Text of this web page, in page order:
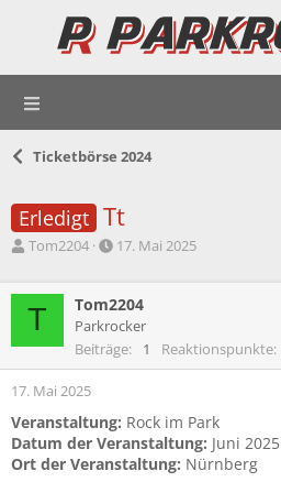
Ticketbörse 2024
Erledigt Tt
E
t
l
e
r
Tom2204
E
t
e
l
l
m
17. Mai 2025
T Tom2204
Parkrocker
Beiträge
1 Reaktionspunkte
17. Mai 2025
Veranstaltung: Rock im Park
Datum der Veranstaltung: Juni 2025
Ort der Veranstaltung: Nürnberg